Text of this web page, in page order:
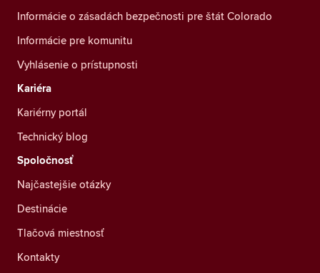
Informácie o zásadách bezpečnosti pre štát Colorado
Informácie pre komunitu
Vyhlásenie o prístupnosti
Kariéra
Kariérny portál
Technický blog
Spoločnosť
Najčastejšie otázky
Destinácie
Tlačová miestnosť
Kontakty